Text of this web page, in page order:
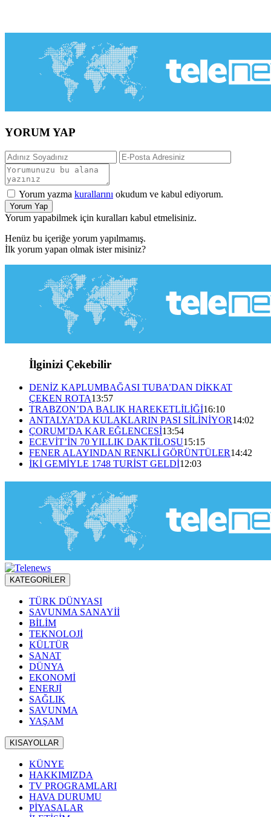
YORUM YAP
Yorum yazma kurallarını okudum ve kabul ediyorum.
Yorum Yap
Yorum yapabilmek için kuralları kabul etmelisiniz.
Henüz bu içeriğe yorum yapılmamış.
İlk yorum yapan olmak ister misiniz?
İlginizi Çekebilir
DENİZ KAPLUMBAĞASI TUBA’DAN DİKKAT
ÇEKEN ROTA13:57
TRABZON’DA BALIK HAREKETLİLİĞİ16:10
ANTALYA’DA KULAKLARIN PASI SİLİNİYOR14:02
ÇORUM’DA KAR EĞLENCESİ13:54
ECEVİT’İN 70 YILLIK DAKTİLOSU15:15
FENER ALAYINDAN RENKLİ GÖRÜNTÜLER14:42
İKİ GEMİYLE 1748 TURİST GELDİ12:03
KATEGORİLER
TÜRK DÜNYASI
SAVUNMA SANAYİİ
BİLİM
TEKNOLOJİ
KÜLTÜR
SANAT
DÜNYA
EKONOMİ
ENERJİ
SAĞLIK
SAVUNMA
YAŞAM
KISAYOLLAR
KÜNYE
HAKKIMIZDA
TV PROGRAMLARI
HAVA DURUMU
PİYASALAR